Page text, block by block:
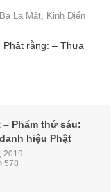
La Mật
Kinh Điển
Phật rằng: – Thưa
– Phẩm thứ sáu:
hiệu Phật
2019
578